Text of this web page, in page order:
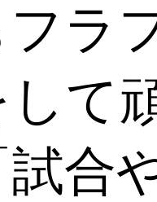
ラ
して
合